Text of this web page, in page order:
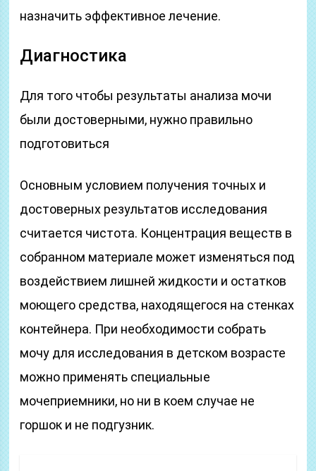
назначить эффективное лечение.
Диагностика
Для того чтобы результаты анализа мочи
были достоверными, нужно правильно
подготовиться
Основным условием получения точных и
достоверных результатов исследования
считается чистота. Концентрация веществ в
собранном материале может изменяться под
воздействием лишней жидкости и остатков
моющего средства, находящегося на стенках
контейнера. При необходимости собрать
мочу для исследования в детском возрасте
можно применять специальные
мочеприемники, но ни в коем случае не
горшок и не подгузник.